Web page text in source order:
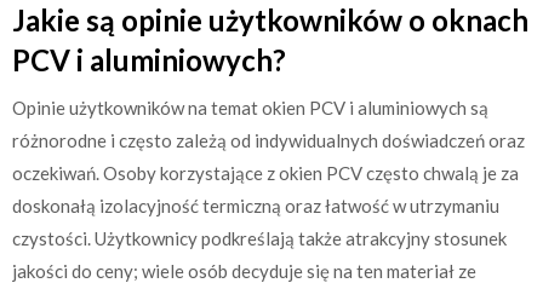
Jakie są opinie użytkowników o oknach
PCV i aluminiowych?
Opinie użytkowników na temat okien PCV i aluminiowych są
różnorodne i często zależą od indywidualnych doświadczeń oraz
oczekiwań. Osoby korzystające z okien PCV często chwalą je za
doskonałą izolacyjność termiczną oraz łatwość w utrzymaniu
czystości. Użytkownicy podkreślają także atrakcyjny stosunek
jakości do ceny; wiele osób decyduje się na ten materiał ze